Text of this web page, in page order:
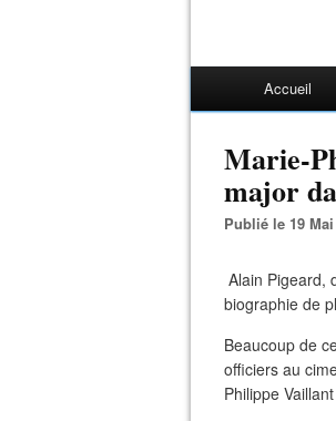
Accueil
Marie-
major
Publié le 19
Alain Pigeard,
biographie de
Beaucoup de
officiers au
Philippe